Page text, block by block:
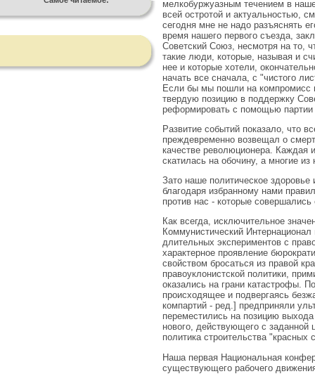
мелкобуржуазным течением в
всей остротой и актуальностью,
сегодня мне не надо разъяснять
время нашего первого съезда,
Советский Союз, несмотря на то,
такие люди, которые, называя и
нее и которые хотели,
начать все сначала, с "чистого
Если бы мы пошли на компромисс
твердую позицию в поддержку
реформировать с помощью партии
Развитие событий показало, что
преждевременно возвещал о
качестве революционера. Каждая
скатилась на обочину, а многие
Зато наше политическое
благодаря избранному нами
против нас - которые
Как всегда, исключительное
Коммунистический
длительных экспериментов с
характерное проявление
свойством бросаться из правой
правоуклонистской политики,
оказались на грани катастрофы.
происходящее и подвергаясь
компартий - ред.] предприняли
переместились на позицию
нового, действующего с
политика строительства
Наша первая Национальная
существующего рабочего